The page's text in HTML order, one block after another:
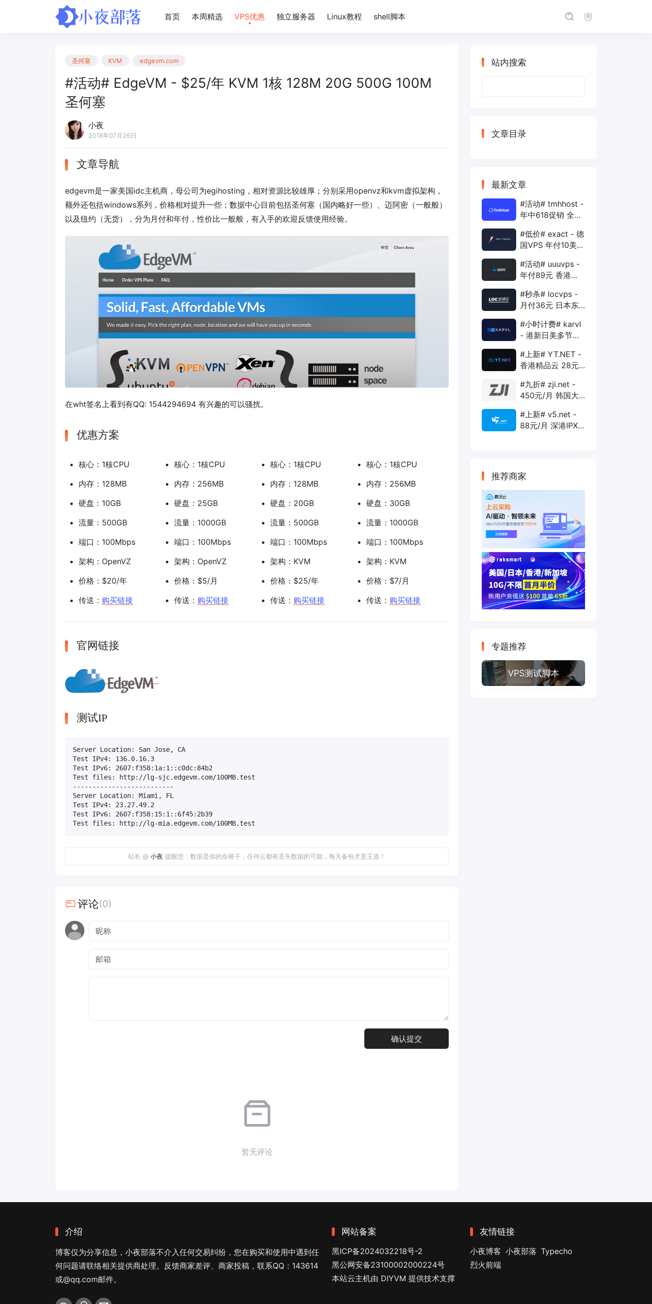
首页 本周精选 VPS优惠 独立服务器 Linux教程 shell脚本
圣何塞 KVM edgevm.com
#活动# EdgeVM - $25/年 KVM 1核 128M 20G 500G 100M
圣何塞
小夜
2018年07月26日
文章导航
edgevm是一家美国idc主机商，母公司为egihosting，相对资源比较雄厚；分别采用openvz和kvm虚拟架构，
额外还包括windows系列，价格相对提升一些；数据中心目前包括圣何塞（国内略好一些）、迈阿密（一般般）
以及纽约（无货），分为月付和年付，性价比一般般，有入手的欢迎反馈使用经验。
在wht签名上看到有QQ: 1544294694 有兴趣的可以骚扰。
优惠方案
核心：1核CPU
内存：128MB
硬盘：10GB
流量：500GB
端口：100Mbps
架构：OpenVZ
价格：$20/年
传送： 购买链接
核心：1核CPU
内存：256MB
硬盘：25GB
流量：1000GB
端口：100Mbps
架构：OpenVZ
价格：$5/月
传送： 购买链接
核心：1核CPU
内存：128MB
硬盘：20GB
流量：500GB
端口：100Mbps
架构：KVM
价格：$25/年
传送： 购买链接
核心：1核CPU
内存：256MB
硬盘：30GB
流量：1000GB
端口：100Mbps
架构：KVM
价格：$7/月
传送： 购买链接
官网链接
测试IP
Server Location: San Jose, CA
Test IPv4: 136.0.16.3
Test IPv6: 2607:f358:1a:1::c0dc:84b2
Test files: http://lg-sjc.edgevm.com/100MB.test
--------------------------
Server Location: Miami, FL
Test IPv4: 23.27.49.2
Test IPv6: 2607:f358:15:1::6f45:2b39
站长 @ 小夜 提醒您：数据是你的命根子，任何云都有丢失数据的可能，每天备份才是王道！
评论(0)
暂无评论
站内搜索
文章目录
最新文章
#活动# tmhhost -
年中618促销 全场
年付VPS
#低价# exact - 德
国VPS 年付10美元
1Gbps
#活动# uuuvps -
年付89元 香港
400G 30M
#秒杀# locvps -
月付36元 日本东
40G 1T 450Mbps
#小时计费# karvl
- 港新日美多节点
20G 5T 1Gbps
#上新# YT.NET -
香港精品云 28元/
AS10099+移动
CMI
#九折# zji.net -
450元/月 韩国大
优化和纯国际线路
#上新# v5.net -
88元/月 深港IPX
推荐商家
专题推荐
VPS测试脚本
介绍
博客仅为分享信息，小夜部落不介入任何交易纠纷，您在购买和使用中遇到任
何问题请联络相关提供商处理。反馈商家差评、商家投稿，联系QQ：143614
或@qq.com邮件。
网站备案
黑ICP备2024032218号-2
黑公网安备23100002000224号
本站云主机由 DIYVM 提供技术支撑
友情链接
小夜博客 小夜部落 Typecho
烈火前端